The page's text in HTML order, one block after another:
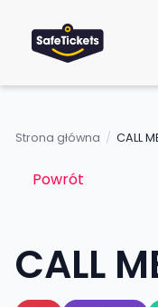
Strona główna / CALL
Powrót
CALL